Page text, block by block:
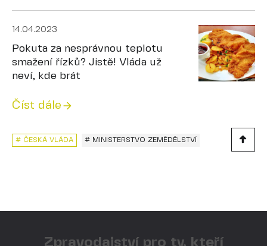
14.04.2023
Pokuta za nesprávnou teplotu
smažení řízků? Jistě! Vláda už
neví, kde brát
Číst dále
# ČESKÁ VLÁDA # MINISTERSTVO ZEMĚDĚLSTVÍ
Zpravodajství pro ty, kteří